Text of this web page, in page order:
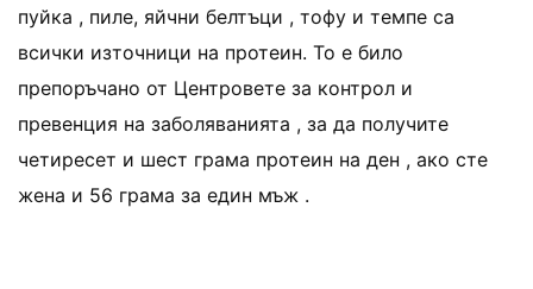
пуйка , пиле, яйчни белтъци , тофу и темпе са
всички източници на протеин. То е било
препоръчано от Центровете за контрол и
превенция на заболяванията , за да получите
четиресет и шест грама протеин на ден , ако сте
жена и 56 грама за един мъж .